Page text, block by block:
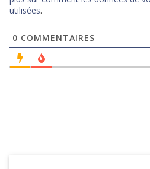
utilisées.
0 COMMENTAIRES